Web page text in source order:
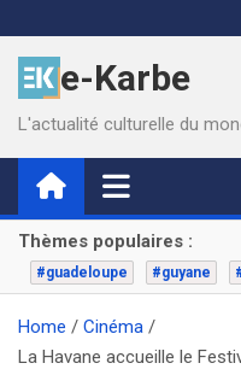
to
contente-Karbe
L'actualité culturelle du
Thèmes populaires :
#guadeloupe #guyane
Home
Cinéma
La Havane accueille le